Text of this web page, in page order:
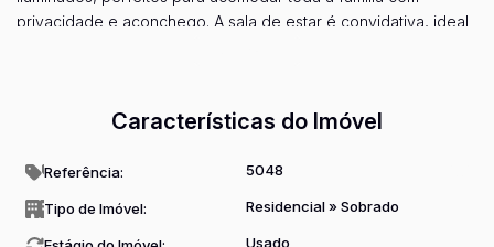
privacidade e aconchego. A sala de estar é convidativa, ideal
conta ainda com2 banheirosbem posicionados e uma prática
rotina doméstica.
Para quem tem carro, o sobrado oferece 2 vagas de
garagem
Características do Imóvel
Referência: 5048
Tipo de Imóvel: Residencial» Sobrado
Usado